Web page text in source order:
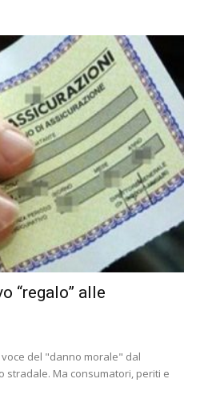
“regalo” alle
del "danno morale" dal
stradale. Ma consumatori, periti e